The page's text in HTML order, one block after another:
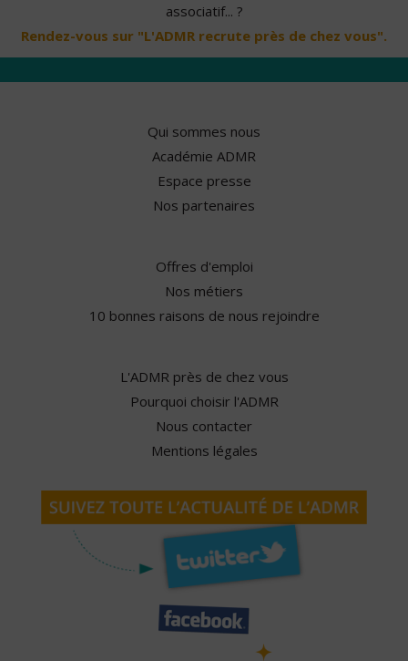
associatif... ?
Rendez-vous sur "L'ADMR recrute près de chez vous".
Qui sommes nous
Académie ADMR
Espace presse
Nos partenaires
Offres d'emploi
Nos métiers
10 bonnes raisons de nous rejoindre
L'ADMR près de chez vous
Pourquoi choisir l'ADMR
Nous contacter
Mentions légales